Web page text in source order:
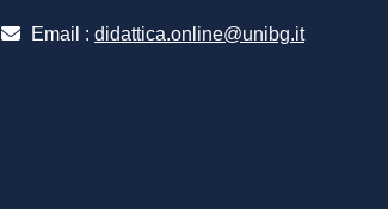
Email : didattica.online@unibg.it